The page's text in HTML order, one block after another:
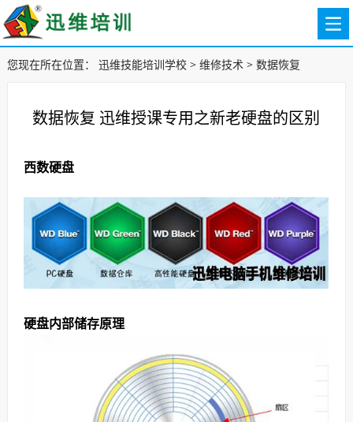
您现在所在位置： 迅维技能培训学校> 维修技术> 数据恢复
数据恢复 迅维授课专用之新老硬盘的区别
西数硬盘
硬盘内部储存原理